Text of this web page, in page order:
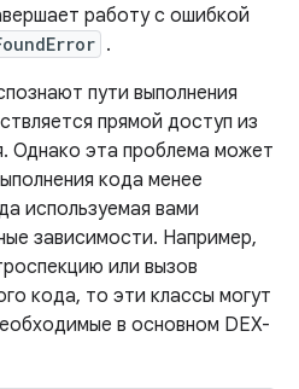
работу с ошибкой
.
пути выполнения
прямой доступ из
Однако эта проблема может
кода менее
используемая вами
зависимости. Например,
или вызов
кода, то эти классы могут
в основном DEX-